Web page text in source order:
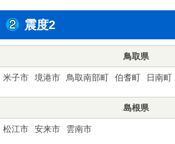
震度2
鳥取県
米子市 境港市 鳥取南部町 伯耆町 日南町
島根県
松江市 安来市 雲南市